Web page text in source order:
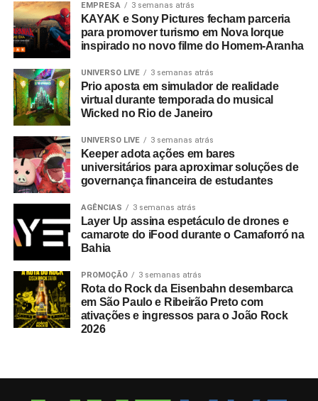
EMPRESA 3 semanas atrás
KAYAK e Sony Pictures fecham parceria
para promover turismo em Nova Iorque
inspirado no novo filme do Homem-Aranha
UNIVERSO LIVE 3 semanas atrás
Prio aposta em simulador de realidade
virtual durante temporada do musical
Wicked no Rio de Janeiro
UNIVERSO LIVE 3 semanas atrás
Keeper adota ações em bares
universitários para aproximar soluções de
governança financeira de estudantes
AGÊNCIAS 3 semanas atrás
Layer Up assina espetáculo de drones e
camarote do iFood durante o Camaforró na
Bahia
PROMOÇÃO 3 semanas atrás
Rota do Rock da Eisenbahn desembarca
em São Paulo e Ribeirão Preto com
ativações e ingressos para o João Rock
2026